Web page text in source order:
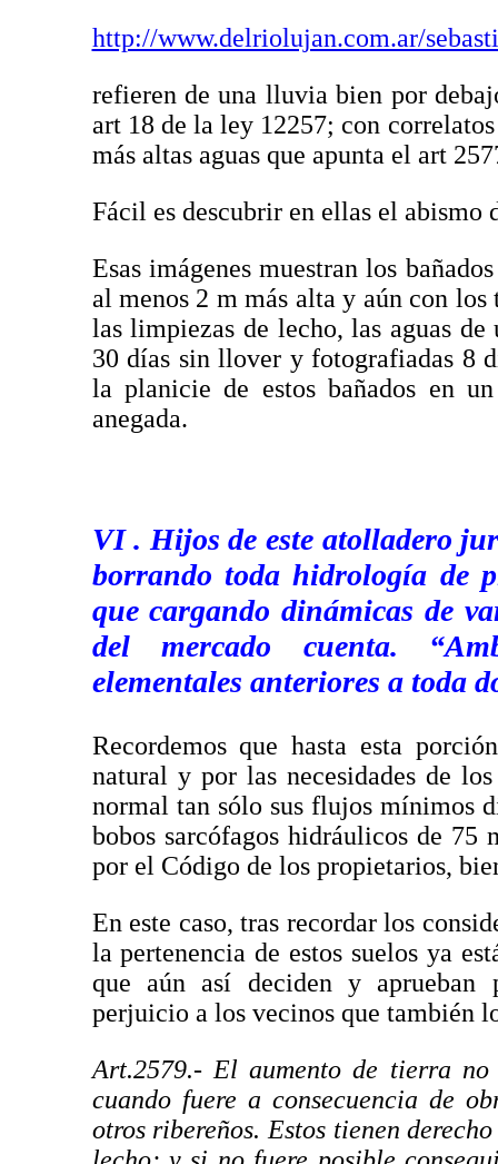
http://www.delriolujan.com.ar/
refieren de una lluvia bien por
art 18 de la ley 12257; con
más altas aguas que apunta el art
Fácil es descubrir en ellas el abismo
Esas imágenes muestran los
al menos 2 m más alta y aún con
las limpiezas de lecho, las aguas
30 días sin llover y fotografiadas 8
la planicie de estos bañados en
anegada.
VI . Hijos de este atolladero
borrando toda hidrología de
que cargando dinámicas de
del mercado cuenta.
elementales anteriores a toda
Recordemos que hasta esta
natural y por las necesidades de
normal tan sólo sus flujos mínimos
bobos sarcófagos hidráulicos de 75
por el Código de los propietarios,
En este caso, tras recordar los
la pertenencia de estos suelos ya
que aún así deciden y aprueban
perjuicio a los vecinos que también
Art.2579.- El aumento de tierra no
cuando fuere a consecuencia de
otros ribereños. Estos tienen